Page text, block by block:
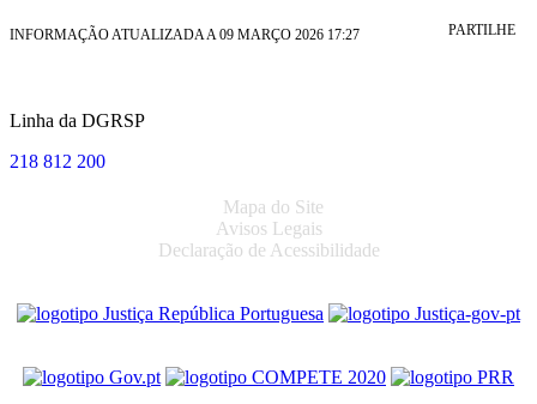
INFORMAÇÃO ATUALIZADA A 09 MARÇO 2026 17:27 PARTILHE
Linha da DGRSP
218 812 200
Mapa do Site
Avisos Legais
Declaração de Acessibilidade